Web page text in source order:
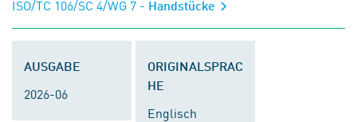
ISO/TC 106/SC 4/WG 7 - Handstücke
AUSGABE
2026-06
ORIGINALSPRAC
HE
Englisch